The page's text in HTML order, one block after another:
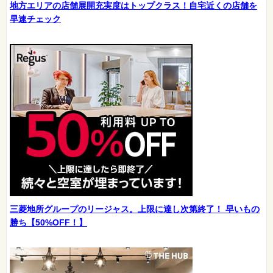
地方エリアの店舗展開充実度はトップクラス！自宅近くの店舗を
早速チェック
三菱地所グループのリージャス。上限に達し次第終了！ 早いもの
勝ち【50%OFF！】